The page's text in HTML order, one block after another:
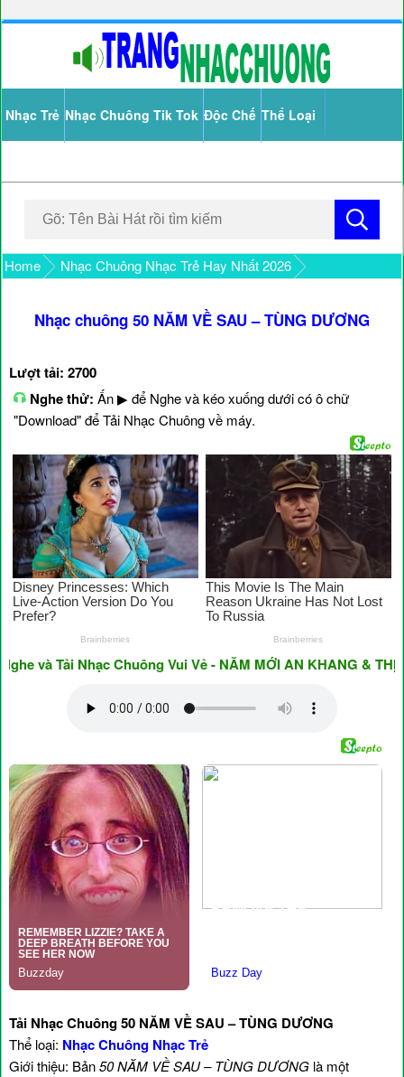
Nhạc Trẻ Nhạc Chuông Tik Tok Độc Chế Thể Loại
Home Nhạc Chuông Nhạc Trẻ Hay Nhất 2026
Nhạc chuông 50 NĂM VỀ SAU – TÙNG DƯƠNG
Lượt tải: 2700
Nghe thử: Ấn ▶ để Nghe và kéo xuống dưới có ô chữ
"Download" để Tải Nhạc Chuông về máy.
và Tải Nhạc Chuông Vui Vẻ - NĂM MỚI AN KHANG & THỊNH
Tải Nhạc Chuông 50 NĂM VỀ SAU – TÙNG DƯƠNG
Thể loại: Nhạc Chuông Nhạc Trẻ
Giới thiệu: Bản50 NĂM VỀ SAU – TÙNG DƯƠNG là một